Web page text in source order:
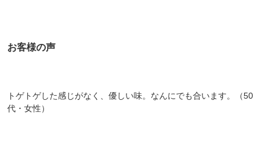
お客様の声
トゲトゲした感じがなく、優しい味。なんにでも合います。（50
代・女性）